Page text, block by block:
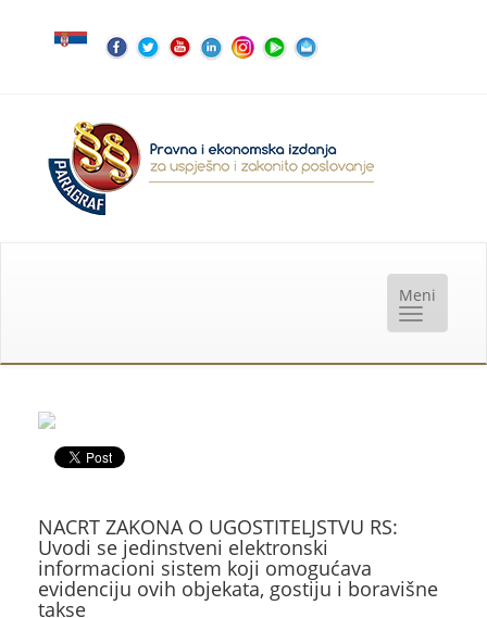
NACRT ZAKONA O UGOSTITELJSTVU RS:
Uvodi se jedinstveni elektronski
informacioni sistem koji omogućava
evidenciju ovih objekata, gostiju i boravišne
takse